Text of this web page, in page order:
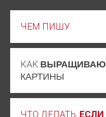
ЧЕМ ПИШУ
КАК ВЫРАЩИВАЮ
КАРТИНЫ
ЧТО ДЕЛАТЬ, ЕСЛИ